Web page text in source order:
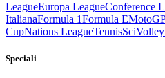
LeagueEuropa LeagueConference
ItalianaFormula 1Formula EMotoGP
CupNations LeagueTennisSciVolley
Speciali